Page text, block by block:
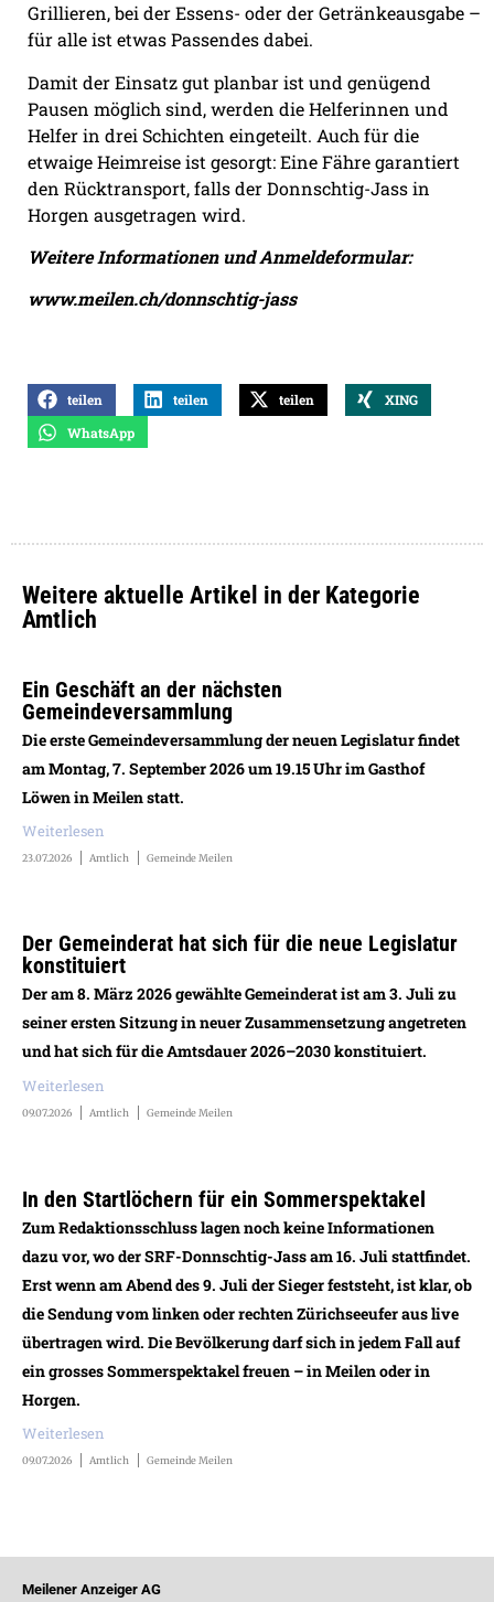
Grillieren, bei der Essens- oder der Getränkeausgabe –
für alle ist etwas Passendes dabei.
Damit der Einsatz gut planbar ist und genügend
Pausen möglich sind, werden die Helferinnen und
Helfer in drei Schichten eingeteilt. Auch für die
etwaige Heimreise ist gesorgt: Eine Fähre garantiert
den Rücktransport, falls der Donnschtig-Jass in
Horgen ausgetragen wird.
Weitere Informationen und Anmeldeformular:
www.meilen.ch/donnschtig-jass
teilen teilen teilen
XING
WhatsApp
Weitere aktuelle Artikel in der Kategorie
Amtlich
Ein Geschäft an der nächsten
Gemeindeversammlung
Die erste Gemeindeversammlung der neuen Legislatur findet
am Montag, 7. September 2026 um 19.15 Uhr im Gasthof
Löwen in Meilen statt.
Weiterlesen
23.07.2026 Amtlich Gemeinde Meilen
Der Gemeinderat hat sich für die neue Legislatur
konstituiert
Der am 8. März 2026 gewählte Gemeinderat ist am 3. Juli zu
seiner ersten Sitzung in neuer Zusammensetzung angetreten
und hat sich für die Amtsdauer 2026–2030 konstituiert.
Weiterlesen
09.07.2026 Amtlich Gemeinde Meilen
In den Startlöchern für ein Sommerspektakel
Zum Redaktionsschluss lagen noch keine Informationen
dazu vor, wo der SRF-Donnschtig-Jass am 16. Juli stattfindet.
Erst wenn am Abend des 9. Juli der Sieger feststeht, ist klar, ob
die Sendung vom linken oder rechten Zürichseeufer aus live
übertragen wird. Die Bevölkerung darf sich in jedem Fall auf
ein grosses Sommerspektakel freuen – in Meilen oder in
Horgen.
Weiterlesen
09.07.2026 Amtlich Gemeinde Meilen
Meilener Anzeiger AG